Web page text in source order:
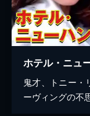
ホテル・ニュ
鬼才、トニー・
ーヴィングの不